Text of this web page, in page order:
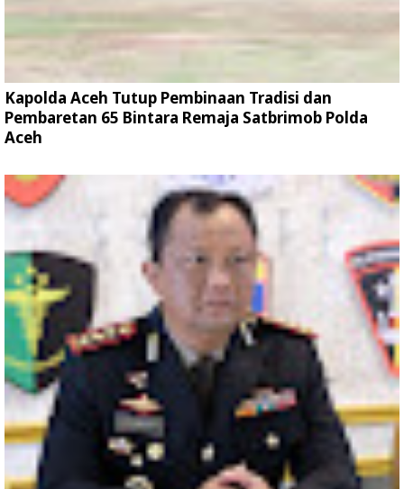
Kapolda Aceh Tutup Pembinaan Tradisi dan
Pembaretan 65 Bintara Remaja Satbrimob Polda
Aceh